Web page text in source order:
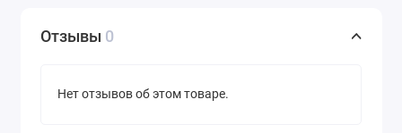
Отзывы 0
Нет отзывов об этом товаре.